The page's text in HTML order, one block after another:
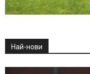
Най-нови